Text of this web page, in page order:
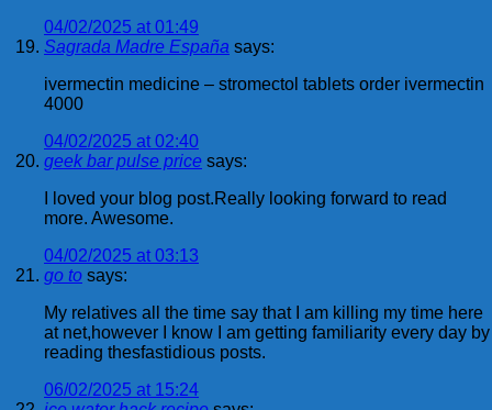
04/02/2025 at 01:49
Sagrada Madre España says:
ivermectin medicine – stromectol tablets order ivermectin
4000
04/02/2025 at 02:40
geek bar pulse price says:
I loved your blog post.Really looking forward to read
more. Awesome.
04/02/2025 at 03:13
go to says:
My relatives all the time say that I am killing my time here
at net,however I know I am getting familiarity every day by
reading thesfastidious posts.
06/02/2025 at 15:24